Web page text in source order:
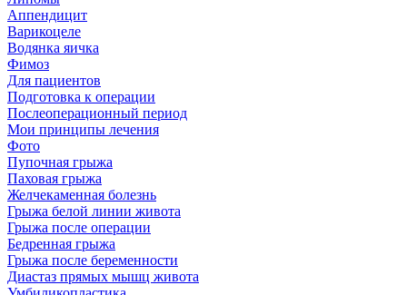
Аппендицит
Варикоцеле
Водянка яичка
Фимоз
Для пациентов
Подготовка к операции
Послеоперационный период
Мои принципы лечения
Фото
Пупочная грыжа
Паховая грыжа
Желчекаменная болезнь
Грыжа белой линии живота
Грыжа после операции
Бедренная грыжа
Грыжа после беременности
Диастаз прямых мышц живота